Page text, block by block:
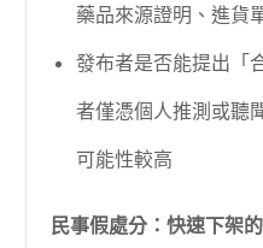
藥品來源證明、進貨
發布者是否能提出「
者僅憑個人推測或聽
可能性較高
民事假處分：快速下架